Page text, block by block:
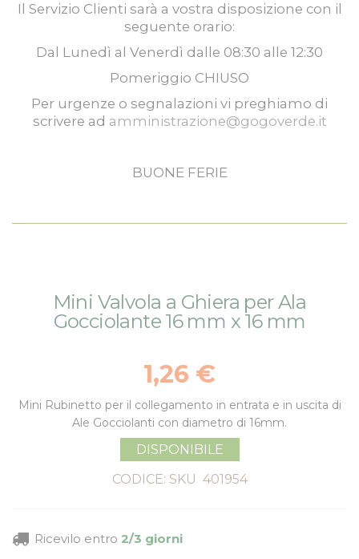
Il Servizio Clienti sarà a vostra disposizione con il
seguente orario:
Dal Lunedì al Venerdì dalle 08:30 alle 12:30
Pomeriggio CHIUSO
Per urgenze o segnalazioni vi preghiamo di
scrivere ad amministrazione@gogoverde.it
BUONE FERIE
Mini Valvola a Ghiera per Ala
Gocciolante 16 mm x 16 mm
1,26 €
Mini Rubinetto per il collegamento in entrata e in uscita di
Ale Gocciolanti con diametro di 16mm.
DISPONIBILE
CODICE: SKU 401954
Ricevilo entro 2/3 giorni